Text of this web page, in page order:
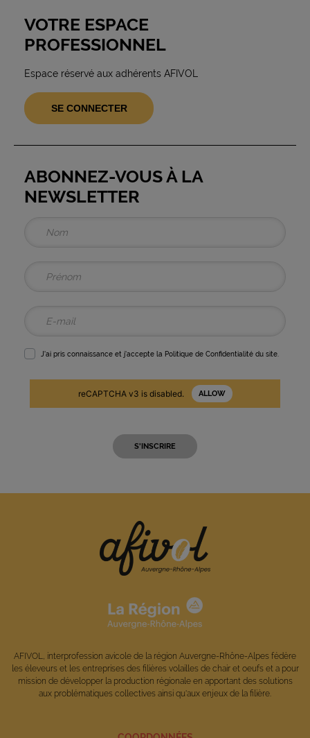
VOTRE ESPACE
PROFESSIONNEL
Espace réservé aux adhérents AFIVOL
SE CONNECTER
ABONNEZ-VOUS À LA
NEWSLETTER
J'ai pris connaissance et j'accepte la Politique de Confidentialité du site.
reCAPTCHA v3 is disabled. ALLOW
AFIVOL, interprofession avicole de la région Auvergne-Rhône-Alpes fédère
les éleveurs et les entreprises des filières volailles de chair et oeufs et a pour
mission de développer la production régionale en apportant des solutions
aux problématiques collectives ainsi qu'aux enjeux de la filière.